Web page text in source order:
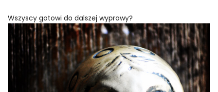
Wszyscy gotowi do dalszej wyprawy?